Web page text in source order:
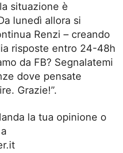
situazione è
lunedì allora si
Renzi – creando
risposte entro 24-48h
da FB? Segnalatemi
dove pensate
Grazie!”.
la tua opinione o